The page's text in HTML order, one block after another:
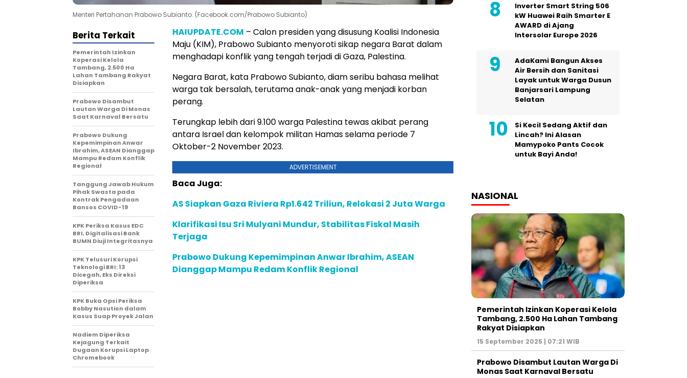
Menteri Pertahanan Prabowo Subianto. (Facebook.com/Prabowo Subianto)
HAIUPDATE.COM – Calon presiden yang disusung Koalisi Indonesia
Maju (KIM), Prabowo Subianto menyoroti sikap negara Barat dalam
menghadapi konflik yang tengah terjadi di Gaza, Palestina.
Negara Barat, kata Prabowo Subianto, diam seribu bahasa melihat
warga tak bersalah, terutama anak-anak yang menjadi korban
perang.
Terungkap lebih dari 9.100 warga Palestina tewas akibat perang
antara Israel dan kelompok militan Hamas selama periode 7
Oktober-2 November 2023.
ADVERTISEMENT
Baca Juga:
AS Siapkan Gaza Riviera Rp1.642 Triliun, Relokasi 2 Juta Warga
Klarifikasi Isu Sri Mulyani Mundur, Stabilitas Fiskal Masih
Terjaga
Prabowo Dukung Kepemimpinan Anwar Ibrahim, ASEAN
Dianggap Mampu Redam Konflik Regional
Berita Terkait
Pemerintah Izinkan
Koperasi Kelola
Tambang, 2.500 Ha
Lahan Tambang Rakyat
Disiapkan
Prabowo Disambut
Lautan Warga Di Monas
Saat Karnaval Bersatu
Prabowo Dukung
Kepemimpinan Anwar
Ibrahim, ASEAN Dianggap
Mampu Redam Konflik
Regional
Tanggung Jawab Hukum
Pihak Swasta pada
Kontrak Pengadaan
Bansos COVID-19
KPK Periksa Kasus EDC
BRI, Digitalisasi Bank
BUMN Diuji Integritasnya
KPK Telusuri Korupsi
Teknologi BRI: 13
Dicegah, Eks Direksi
Diperiksa
KPK Buka Opsi Periksa
Bobby Nasution dalam
Kasus Suap Proyek Jalan
Nadiem Diperiksa
Kejagung Terkait
Dugaan Korupsi Laptop
Chromebook
Inverter Smart String 506
kW Huawei Raih Smarter E
AWARD di Ajang
Intersolar Europe 2026
AdaKami Bangun Akses
Air Bersih dan Sanitasi
Layak untuk Warga Dusun
Banjarsari Lampung
Selatan
Si Kecil Sedang Aktif dan
Lincah? Ini Alasan
Mamypoko Pants Cocok
untuk Bayi Anda!
NASIONAL
Pemerintah Izinkan Koperasi Kelola
Tambang, 2.500 Ha Lahan Tambang
Rakyat Disiapkan
15 September 2025 | 07:21 WIB
Prabowo Disambut Lautan Warga Di
Monas Saat Karnaval Bersatu